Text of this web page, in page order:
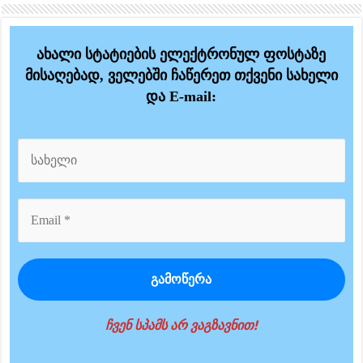
ახალი სტატიების ელექტრონულ ფოსტაზე
მისაღებად, ველებში ჩაწერეთ თქვენი სახელი
და E-mail:
ჩვენ სპამს არ ვაგზავნით!